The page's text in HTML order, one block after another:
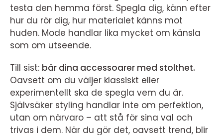
testa den hemma först. Spegla dig, känn efter
hur du rör dig, hur materialet känns mot
huden. Mode handlar lika mycket om känsla
som om utseende.
Till sist: bär dina accessoarer med stolthet.
Oavsett om du väljer klassiskt eller
experimentellt ska de spegla vem du är.
Självsäker styling handlar inte om perfektion,
utan om närvaro – att stå för sina val och
trivas i dem. När du gör det, oavsett trend, blir